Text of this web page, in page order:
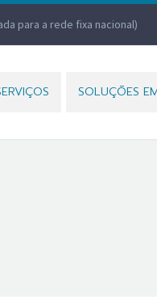
para a rede fixa nacional)
SOLUÇÕES